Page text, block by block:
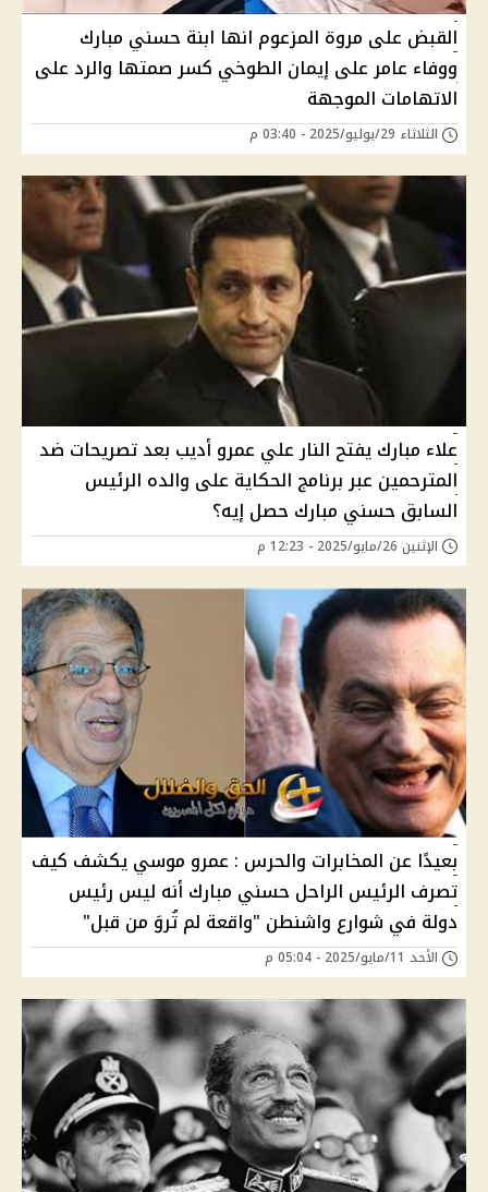
القبض على مروة المزعوم انها ابنة حسني مبارك
ووفاء عامر على إيمان الطوخي كسر صمتها والرد على
الاتهامات الموجهة
الثلاثاء 29/يوليو/2025 - 03:40 م
علاء مبارك يفتح النار علي عمرو أديب بعد تصريحات ضد
المترحمين عبر برنامج الحكاية على والده الرئيس
السابق حسني مبارك حصل إيه؟
الإثنين 26/مايو/2025 - 12:23 م
بعيدًا عن المخابرات والحرس : عمرو موسي يكشف كيف
تصرف الرئيس الراحل حسني مبارك أنه ليس رئيس
دولة في شوارع واشنطن "واقعة لم تُروَ من قبل"
الأحد 11/مايو/2025 - 05:04 م